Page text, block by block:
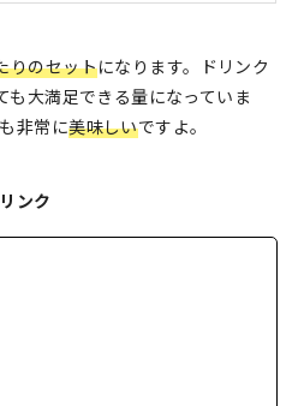
りのセットになります。ドリンク
も大満足できる量になっていま
非常に美味しいですよ。
ンク